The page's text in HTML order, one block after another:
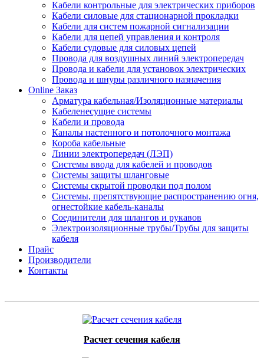
Кабели контрольные для электрических приборов
Кабели силовые для стационарной прокладки
Кабели для систем пожарной сигнализации
Кабели для цепей управления и контроля
Кабели судовые для силовых цепей
Провода для воздушных линий электропередач
Провода и кабели для установок электрических
Провода и шнуры различного назначения
Online Заказ
Арматура кабельная/Изоляционные материалы
Кабеленесущие системы
Кабели и провода
Каналы настенного и потолочного монтажа
Короба кабельные
Линии электропередач (ЛЭП)
Системы ввода для кабелей и проводов
Системы защиты шланговые
Системы скрытой проводки под полом
Системы, препятствующие распространению огня,
огнестойкие кабель-каналы
Соединители для шлангов и рукавов
Электроизоляционные трубы/Трубы для защиты
кабеля
Прайс
Производители
Контакты
Расчет сечения кабеля